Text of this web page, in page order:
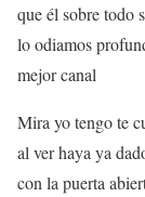
que él sobre todo
lo odiamos
mejor canal
Mira yo tengo te
al ver haya ya
con la puerta